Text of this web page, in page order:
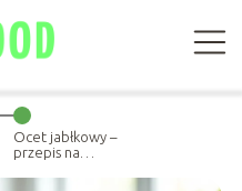
Ocet jabłkowy –
przepis na